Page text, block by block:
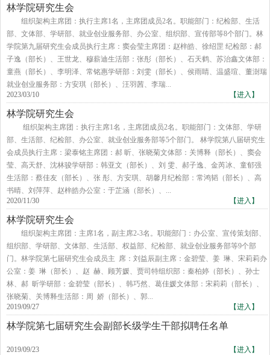
林学院研究生会
组织架构主席团：执行主席1名，主席团成员2名。职能部门：纪检部、生活
部、文体部、学研部、就业创业服务部、办公室、组织部、宣传部等8个部门。林
学院第九届研究生会成员执行主席：窦会莹主席团：赵梓皓、徐绍罡 纪检部：郝
子逸（部长）、王世龙、穆薪迪生活部：张彤（部长）、石天鹤、苏治鑫文体部：
童燕（部长）、李明泽、常铭惠学研部：刘雯（部长）、侯雨睛、温盛瑄、董澍瑞
就业创业服务部：方安琪（部长）、汪羽茜、李瑞...
【进入】
2023/03/10
林学院研究生会
组织架构主席团：执行主席1名，主席团成员2名。职能部门：文体部、学研
部、生活部、纪检部、办公室、就业创业服务部等5个部门。 林学院第八届研究生
会成员执行主席：梁泰铭主席团：郝 昕、张晓菊文体部：关博释（部长）、窦会
莹、高天舒、沈林骏学研部：韩亚文（部长）、刘 雯、郝子逸、金芮冰、童郁强
生活部：蔡佳友（部长）、张 彤、方安琪、胡馨月纪检部：常鸿韬（部长）、高
书晴、刘萍萍、赵梓皓办公室：于芷涵（部长）、...
【进入】
2020/11/30
林学院研究生会
​组织架构主席团：主席1名，副主席2-3名。职能部门：办公室、宣传策划部、
组织部、学研部、文体部、生活部、权益部、纪检部、就业创业服务部等9个部
门。林学院第七届研究生会成员主 席：刘益辰副主席：金碧莹、姜 琳、宋莉莉办
公室：姜 琳（部长）、赵 赫、顾芳媛、贾司特组织部：秦柏婷（部长）、孙士
林、郝 昕学研部：金碧莹（部长）、韩巧然、葛佳媛文体部：宋莉莉（部长）、
张晓菊、关博释生活部：周 娇（部长）、郭...
【进入】
2019/09/27
林学院第七届研究生会副部长级学生干部拟聘任名单
【进入】
2019/09/23